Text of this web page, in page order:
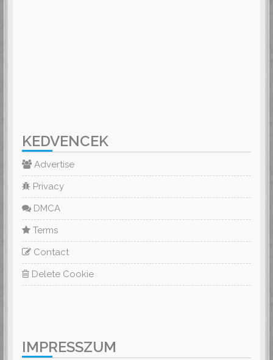
KEDVENCEK
Advertise
Privacy
DMCA
Terms
Contact
Delete Cookie
IMPRESSZUM